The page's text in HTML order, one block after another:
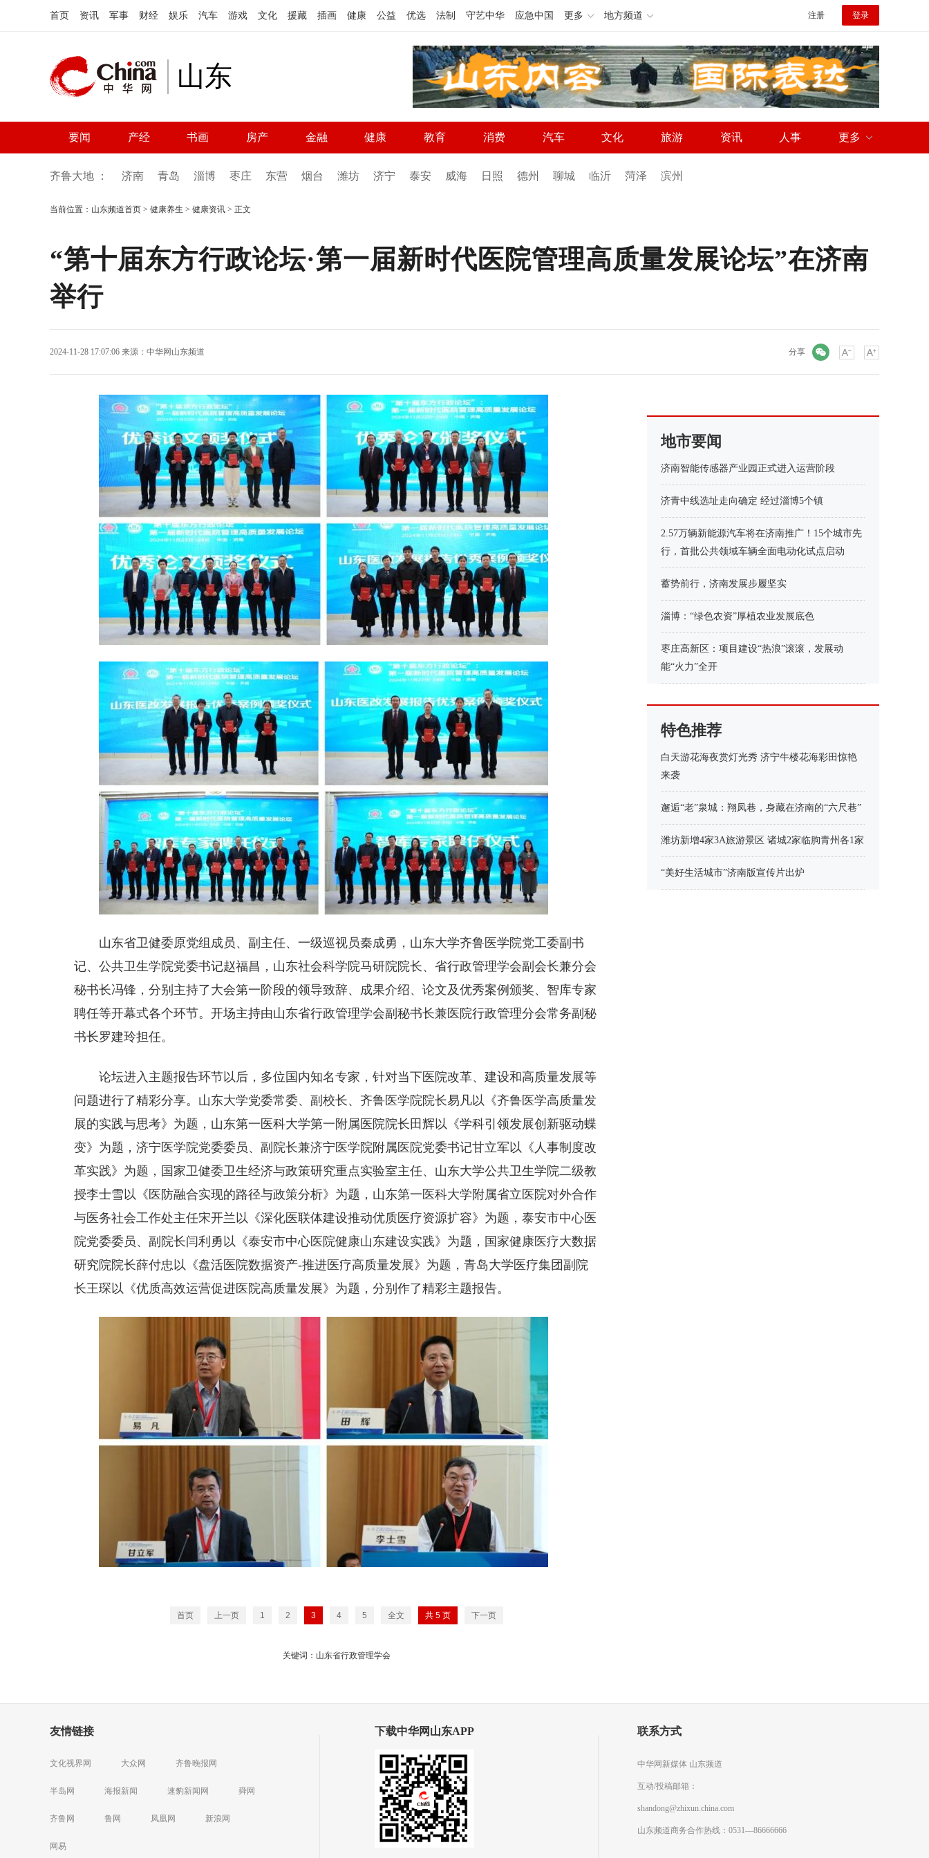
首页 资讯 军事 财经 娱乐 汽车 游戏 文化 援藏 插画 健康 公益 优选 法制 守艺中华 应急中国 更多 地方频道 注册 登录
山东
要闻 产经 书画 房产 金融 健康 教育 消费 汽车 文化 旅游 资讯 人事 更多
齐鲁大地 ： 济南 青岛 淄博 枣庄 东营 烟台 潍坊 济宁 泰安 威海 日照 德州 聊城 临沂 菏泽 滨州
当前位置： 山东频道首页 > 健康养生 > 健康资讯 > 正文
“第十届东方行政论坛·第一届新时代医院管理高质量发展论坛”在济南
举行
2024-11-28 17:07:06 来源： 中华网山东频道 分享
山东省卫健委原党组成员、副主任、一级巡视员秦成勇，山东大学齐鲁医学院党工委副书
记、公共卫生学院党委书记赵福昌，山东社会科学院马研院院长、省行政管理学会副会长兼分会
秘书长冯锋，分别主持了大会第一阶段的领导致辞、成果介绍、论文及优秀案例颁奖、智库专家
聘任等开幕式各个环节。开场主持由山东省行政管理学会副秘书长兼医院行政管理分会常务副秘
书长罗建玲担任。
论坛进入主题报告环节以后，多位国内知名专家，针对当下医院改革、建设和高质量发展等
问题进行了精彩分享。山东大学党委常委、副校长、齐鲁医学院院长易凡以《齐鲁医学高质量发
展的实践与思考》为题，山东第一医科大学第一附属医院院长田辉以《学科引领发展创新驱动蝶
变》为题，济宁医学院党委委员、副院长兼济宁医学院附属医院党委书记甘立军以《人事制度改
革实践》为题，国家卫健委卫生经济与政策研究重点实验室主任、山东大学公共卫生学院二级教
授李士雪以《医防融合实现的路径与政策分析》为题，山东第一医科大学附属省立医院对外合作
与医务社会工作处主任宋开兰以《深化医联体建设推动优质医疗资源扩容》为题，泰安市中心医
院党委委员、副院长闫利勇以《泰安市中心医院健康山东建设实践》为题，国家健康医疗大数据
研究院院长薛付忠以《盘活医院数据资产-推进医疗高质量发展》为题，青岛大学医疗集团副院
长王琛以《优质高效运营促进医院高质量发展》为题，分别作了精彩主题报告。
首页 上一页 1 2 3 4 5 全文 共 5 页 下一页
关键词：山东省行政管理学会
地市要闻
济南智能传感器产业园正式进入运营阶段
济青中线选址走向确定 经过淄博5个镇
2.57万辆新能源汽车将在济南推广！15个城市先
行，首批公共领域车辆全面电动化试点启动
蓄势前行，济南发展步履坚实
淄博：“绿色农资”厚植农业发展底色
枣庄高新区：项目建设“热浪”滚滚，发展动
能“火力”全开
特色推荐
白天游花海夜赏灯光秀 济宁牛楼花海彩田惊艳
来袭
邂逅“老”泉城：翔凤巷，身藏在济南的“六尺巷”
潍坊新增4家3A旅游景区 诸城2家临朐青州各1家
“美好生活城市”济南版宣传片出炉
友情链接
文化视界网 大众网 齐鲁晚报网
半岛网 海报新闻 速豹新闻网 舜网
齐鲁网 鲁网 凤凰网 新浪网
网易
下载中华网山东APP 联系方式
中华网新媒体 山东频道
互动/投稿邮箱：
shandong@zhixun.china.com
山东频道商务合作热线：0531—86666666